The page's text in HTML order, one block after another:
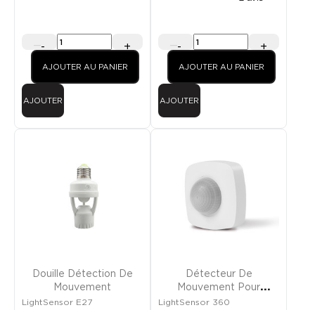
- +
AJOUTER AU PANIER
AJOUTER
- +
AJOUTER AU PANIER
AJOUTER
Douille Détection De
Mouvement
LightSensor E27
Détecteur De
Mouvement Pour
Éclairage Extérieur
LightSensor 360